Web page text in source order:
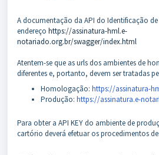
A documentação da API do Identificação
endereço https://assinatura-hml.e-
notariado.org.br/swagger/index.html
Atentem-se que as urls dos ambientes de
diferentes e, portanto, devem ser tratadas
Homologação: https://assinatura-
Produção: https://assinatura.e-
Para obter a API KEY do ambiente de
cartório deverá efetuar os procedimentos